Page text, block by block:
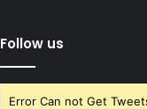
Follow us
Error Can not Get